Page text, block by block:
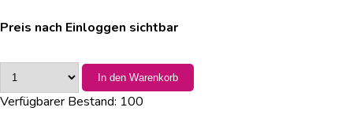
Preis nach Einloggen sichtbar
In den Warenkorb
Verfügbarer Bestand: 100